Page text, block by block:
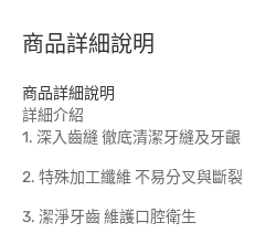
商品詳細說明
商品詳細說明
詳細介紹
1. 深入齒縫 徹底清潔牙縫及牙齦
2. 特殊加工纖維 不易分叉與斷裂
3. 潔淨牙齒 維護口腔衛生